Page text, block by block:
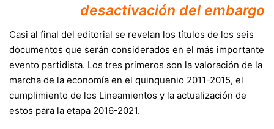
desactivación del embargo
Casi al final del editorial se revelan los títulos de los seis
documentos que serán considerados en el más importante
evento partidista. Los tres primeros son la valoración de la
marcha de la economía en el quinquenio 2011-2015, el
cumplimiento de los Lineamientos y la actualización de
estos para la etapa 2016-2021.